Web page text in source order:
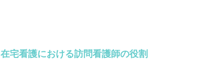
在宅看護における訪問看護師の役割